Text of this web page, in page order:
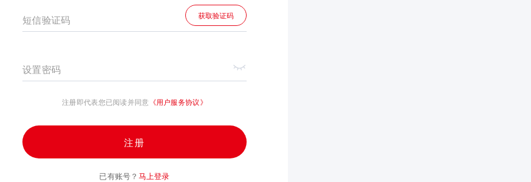
短信验证码 获取验证码
设置密码
注册即代表您已阅读并同意 《用户服务协议》
注册
已有账号？ 马上登录